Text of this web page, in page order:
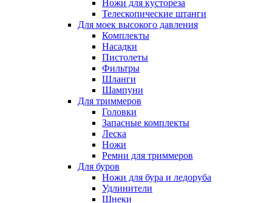
Ножи для кустореза
Телескопические штанги
Для моек высокого давления
Комплекты
Насадки
Пистолеты
Фильтры
Шланги
Шампуни
Для триммеров
Головки
Запасные комплекты
Леска
Ножи
Ремни для триммеров
Для буров
Ножи для бура и ледоруба
Удлинители
Шнеки